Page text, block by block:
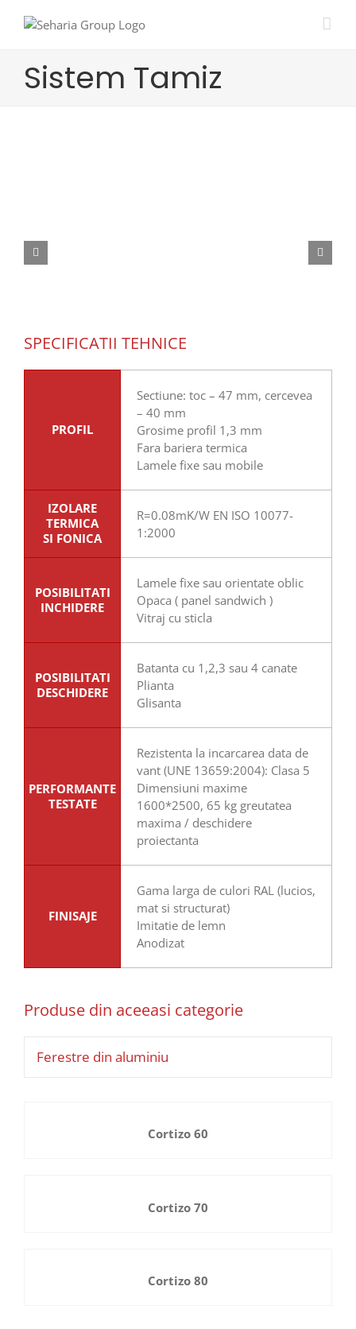
Sistem Tamiz
SPECIFICATII TEHNICE
PROFIL
Sectiune: toc – 47 mm, cercevea
– 40 mm
Grosime profil 1,3 mm
Fara bariera termica
Lamele fixe sau mobile
IZOLARE
TERMICA
SI FONICA
R=0.08mK/W EN ISO 10077-
1:2000
POSIBILITATI
INCHIDERE
Lamele fixe sau orientate oblic
Opaca ( panel sandwich )
Vitraj cu sticla
POSIBILITATI
DESCHIDERE
Batanta cu 1,2,3 sau 4 canate
Plianta
Glisanta
PERFORMANTE
TESTATE
Rezistenta la incarcarea data de
vant (UNE 13659:2004): Clasa 5
Dimensiuni maxime
1600*2500, 65 kg greutatea
maxima / deschidere
proiectanta
FINISAJE
Gama larga de culori RAL (lucios,
mat si structurat)
Imitatie de lemn
Anodizat
Produse din aceeasi categorie
Ferestre din aluminiu
Cortizo 60
Cortizo 70
Cortizo 80